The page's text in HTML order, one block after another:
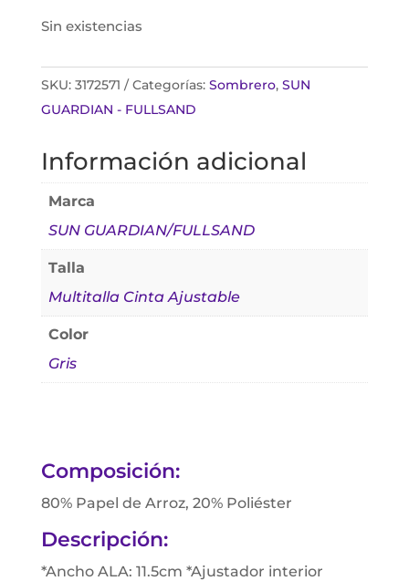
Sin existencias
SKU: 3172571 Categorías: Sombrero, SUN
GUARDIAN - FULLSAND
Información adicional
Marca
SUN GUARDIAN/FULLSAND
Talla
Multitalla Cinta Ajustable
Color
Gris
Composición:
80% Papel de Arroz, 20% Poliéster
Descripción:
*Ancho ALA: 11.5cm *Ajustador interior